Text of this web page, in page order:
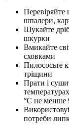
Перевіряйте
шпалери,
Шукайте
шкурки
Вмикайте
сховками
Пилососьте
тріщини
Прати і
°C не менше
потреби